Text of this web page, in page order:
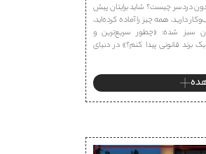
دردسر چیست؟ شاید برایتان پیش
دارید، همه چیز را آماده کرده‌اید،
سبز شده: «چطور سریع‌ترین و
برند قانونی پیدا کنم؟» در دنیای